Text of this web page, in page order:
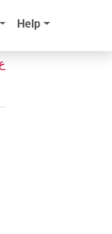
Help
ع